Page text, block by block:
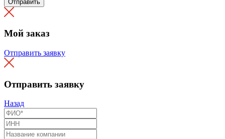
Отправить
Мой заказ
Отправить заявку
Отправить заявку
Назад